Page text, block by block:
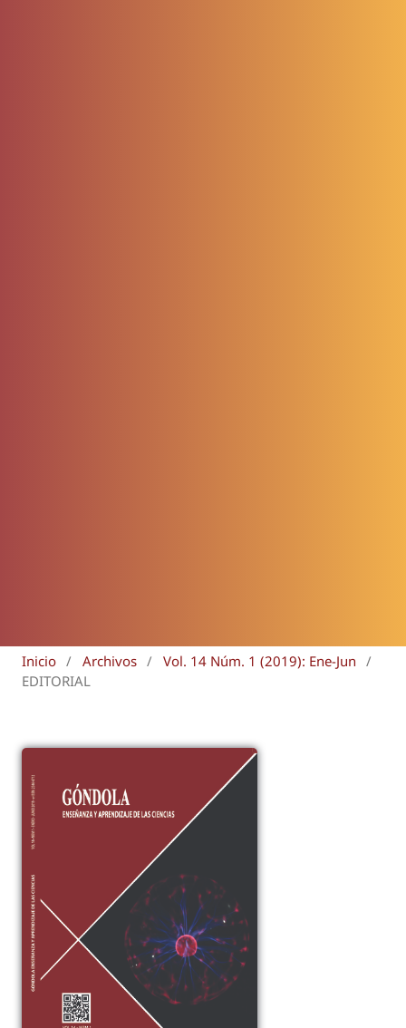
Inicio / Archivos / Vol. 14 Núm. 1 (2019): Ene-Jun
/
EDITORIAL